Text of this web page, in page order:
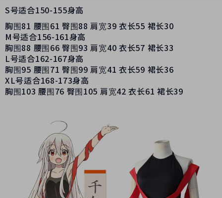
S号适合150-155身高
胸围81 腰围61 臀围88 肩宽39 衣长55 裙长30
M号适合156-161身高
胸围88 腰围66 臀围93 肩宽40 衣长57 裙长33
L号适合162-167身高
胸围95 腰围71 臀围99 肩宽41 衣长59 裙长36
XL号适合168-173身高
胸围103 腰围76 臀围105 肩宽42 衣长61 裙长39